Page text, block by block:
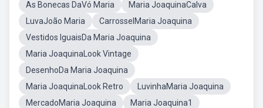
As Bonecas DaVó Maria
Maria JoaquinaCalva
LuvaJoão Maria
CarrosselMaria Joaquina
Vestidos IguaisDa Maria Joaquina
Maria JoaquinaLook Vintage
DesenhoDa Maria Joaquina
Maria JoaquinaLook Retro
LuvinhaMaria Joaquina
MercadoMaria Joaquina
Maria Joaquina1